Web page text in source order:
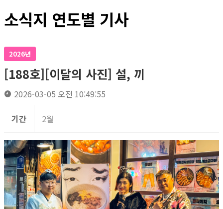
소식지 연도별 기사
2026년
[188호][이달의 사진] 설, 끼
2026-03-05 오전 10:49:55
기간 2월